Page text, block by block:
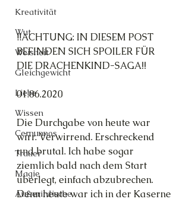
Kreativität
Wut
Weisheit
Gleichgewicht
Liebe
Wissen
Cernunnos
Trauer
Magie
Außerirdische
!!ACHTUNG: IN DIESEM POST
BEFINDEN SICH SPOILER FÜR
DIE DRACHENKIND-SAGA!!
01.06.2020
Die Durchgabe von heute war
wirr. Verwirrend. Erschreckend
und brutal. Ich habe sogar
ziemlich bald nach dem Start
überlegt, einfach abzubrechen.
Denn heute war ich in der Kaserne